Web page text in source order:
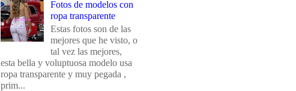
Fotos de modelos con
ropa transparente
Estas fotos son de las
mejores que he visto, o
tal vez las mejores,
esta bella y voluptuosa modelo usa
ropa transparente y muy pegada ,
prim...